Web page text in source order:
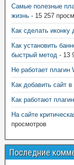
Самые полезные
жизнь - 15 257
Как сделать иконку
Как установить
быстрый метод - 13
Не работает плагин
Как добавить сайт
Как работают
На сайте
просмотров
Последние